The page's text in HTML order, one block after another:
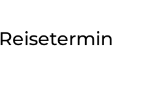
Reisetermin